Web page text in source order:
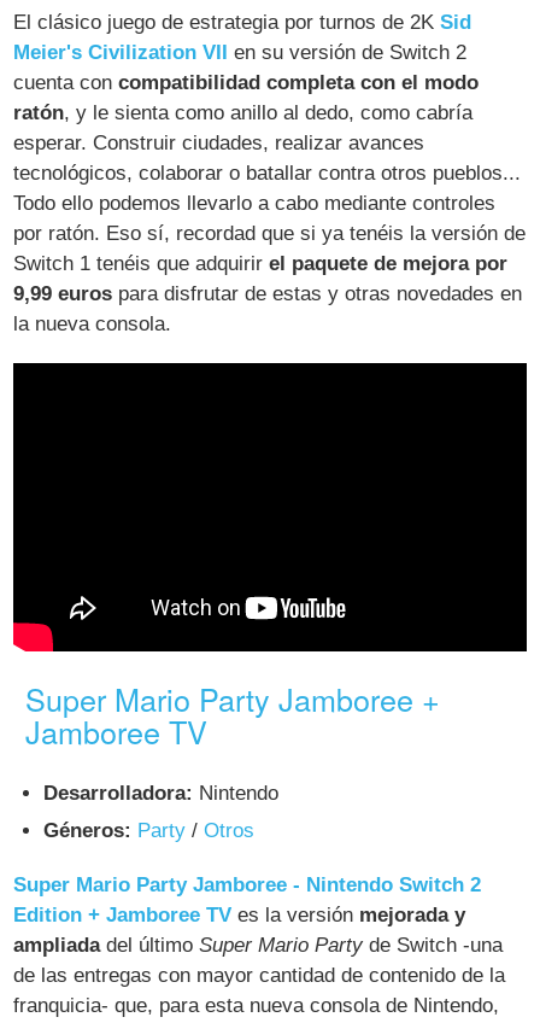
El clásico juego de estrategia por turnos de 2KSid
Meier's Civilization VII
en su versión de Switch 2
cuenta concompatibilidad completa con el modo
ratón, y le sienta como anillo al dedo, como cabría
esperar. Construir ciudades, realizar avances
tecnológicos, colaborar o batallar contra otros pueblos...
Todo ello podemos llevarlo a cabo mediante controles
por ratón. Eso sí, recordad que si ya tenéis la versión de
Switch 1 tenéis que adquirirel paquete de mejora por
9,99 euros para disfrutar de estas y otras novedades en
la nueva consola.
Super Mario Party Jamboree +
Jamboree TV
Desarrolladora: Nintendo
Géneros: Party /Otros
Super Mario Party Jamboree - Nintendo Switch 2
Edition + Jamboree TV es la versión mejorada y
ampliadadel últimoSuper Mario Party de Switch -una
de las entregas con mayor cantidad de contenido de la
franquicia- que, para esta nueva consola de Nintendo,